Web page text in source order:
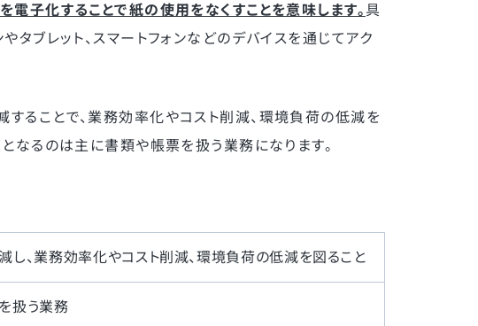
子化することで紙の使用をなくすことを意味します。 具
タブレット、スマートフォンなどのデバイスを通じてアク
ることで、業務効率化やコスト削減、環境負荷の低減を
なるのは主に書類や帳票を扱う業務になります。
し、業務効率化やコスト削減、環境負荷の低減を図ること
扱う業務